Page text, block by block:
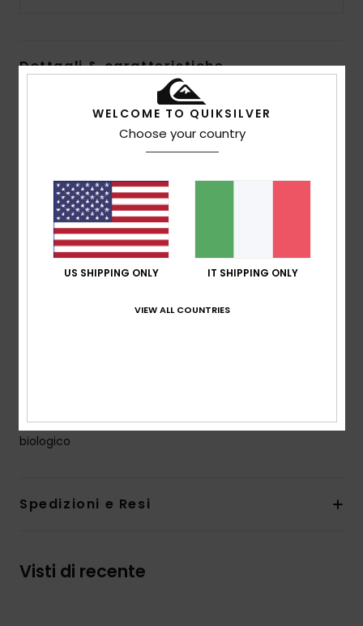
Dettagli & caratteristiche
Felpa con cappuccio Rosa Uomo
EQYFT04739 Codice colorempd0
Tessuto:cotone biologico [400 g/m2]
Vestibilità:vestibilità comoda
Collo:collo con cappuccio
Maniche:Maniche lunghe
Composizione[Tessuto principale] 100% cotone
biologico
Spedizioni e Resi
Visti di recente
WELCOME TO QUIKSILVER
Choose your country
US SHIPPING ONLY IT SHIPPING ONLY
VIEW ALL COUNTRIES